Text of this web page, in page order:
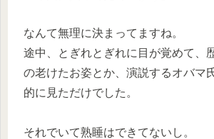
なんて無理に決まってますね。
途中、とぎれとぎれに目が覚めて、
の老けたお姿とか、演説するオバマ
的に見ただけでした。
それでいて熟睡はできてないし。